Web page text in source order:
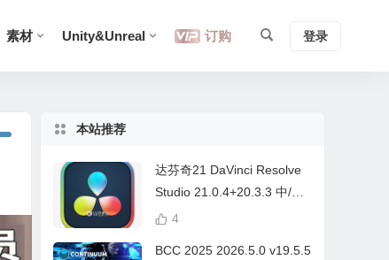
素材 Unity&Unreal 订购 登录
本站推荐
达芬奇21 DaVinci Resolve
Studio 21.0.4+20.3.3 中/英
文 Win/Mac
4
BCC 2025 2026.5.0 v19.5.5